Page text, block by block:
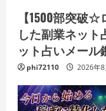
【1500部突破
した副業ネット
ット占いメール
phi72110 2026年8